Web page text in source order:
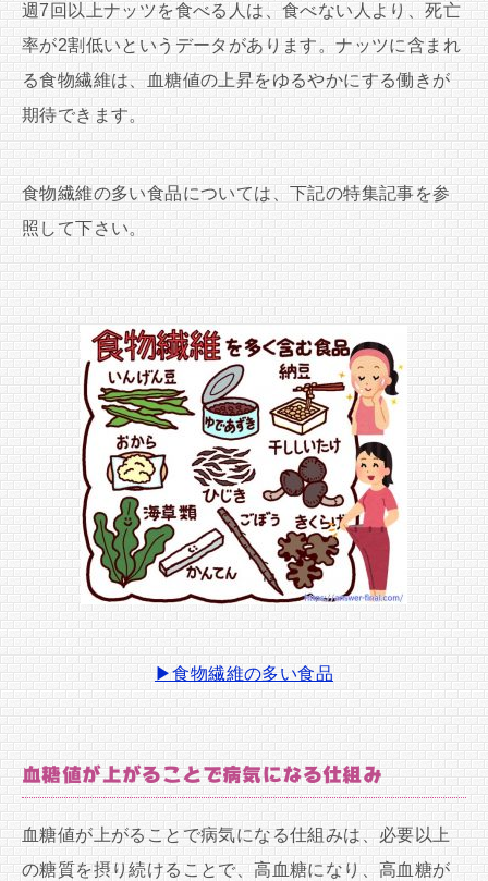
週7回以上ナッツを食べる人は、食べない人より、死亡
率が2割低いというデータがあります。ナッツに含まれ
る食物繊維は、血糖値の上昇をゆるやかにする働きが
期待できます。
食物繊維の多い食品については、下記の特集記事を参
照して下さい。
▶食物繊維の多い食品
血糖値が上がることで病気になる仕組み
血糖値が上がることで病気になる仕組みは、必要以上
の糖質を摂り続けることで、高血糖になり、高血糖が